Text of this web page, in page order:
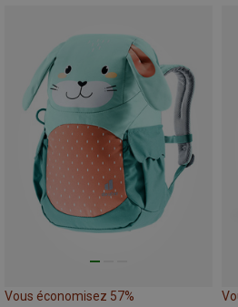
Vous économisez 57%